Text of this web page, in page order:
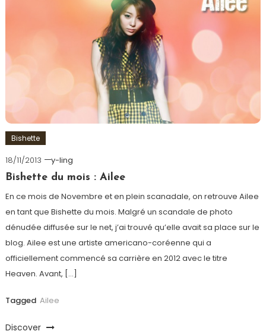
Bishette
18/11/2013
y-ling
Bishette du mois : Ailee
En ce mois de Novembre et en plein scanadale, on retrouve Ailee
en tant que Bishette du mois. Malgré un scandale de photo
dénudée diffusée sur le net, j’ai trouvé qu’elle avait sa place sur le
blog. Ailee est une artiste americano-coréenne qui a
officiellement commencé sa carrière en 2012 avec le titre
Heaven. Avant, […]
Tagged Ailee
Discover